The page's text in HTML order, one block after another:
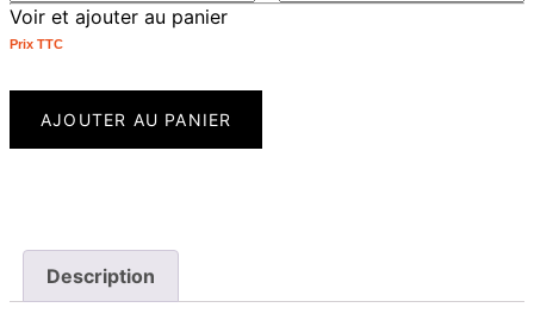
Voir et ajouter au panier
Prix ​​TTC
AJOUTER AU PANIER
Description